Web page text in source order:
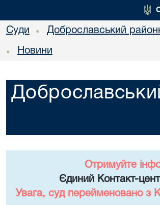
Суди • Доброславський
• Новини
Отримуйте
Єдиний Контакт-
Увага, суд перейменовано з